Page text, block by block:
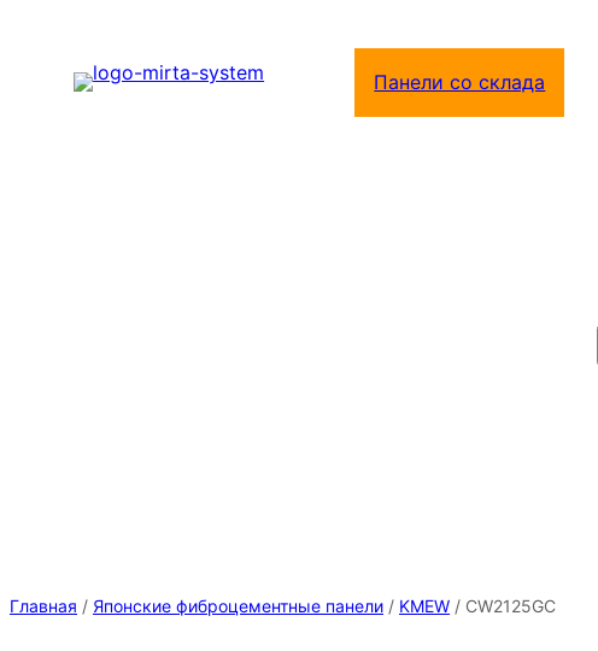
содержимому
Панели со склада
Главная / Японские фиброцементные панели / KMEW / CW2125GC